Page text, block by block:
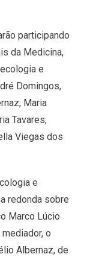
participando
da Medicina,
e
Domingos,
Maria
Tavares,
Viegas dos
e
redonda sobre
Marco Lúcio
o
Albernaz, de